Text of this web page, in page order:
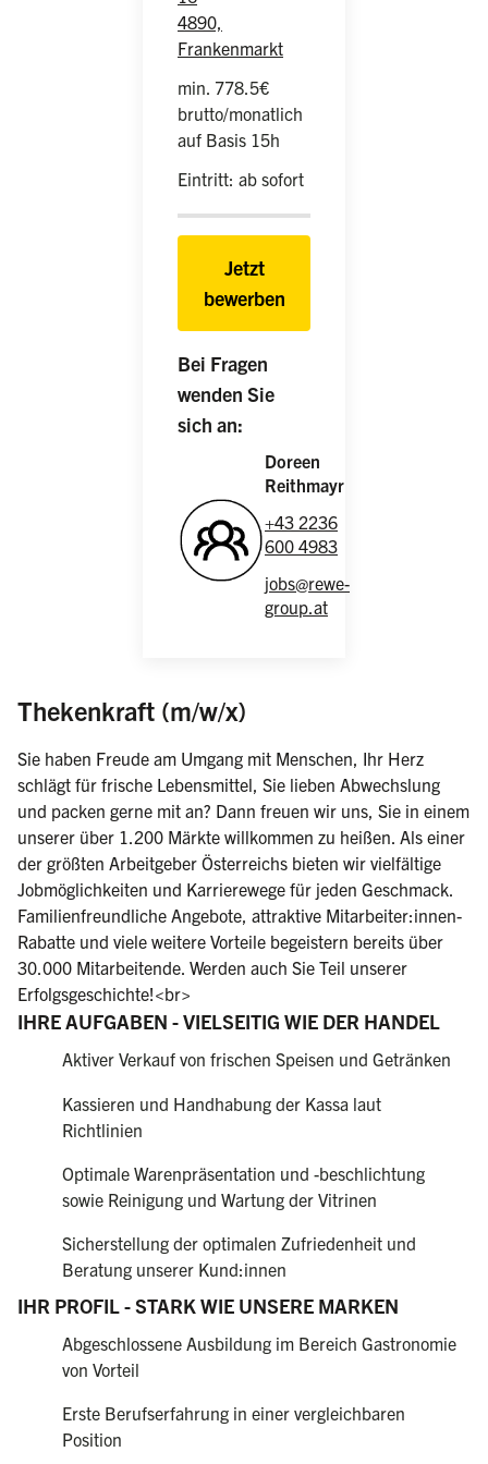
4890,
Frankenmarkt
min. 778.5€
brutto/monatlich
auf Basis 15h
Eintritt: ab sofort
Jetzt
bewerben
Bei Fragen
wenden Sie
sich an:
Doreen
Reithmayr
+43 2236
600 4983
jobs@rewe-
group.at
Thekenkraft (m/w/x)
Sie haben Freude am Umgang mit Menschen, Ihr Herz
schlägt für frische Lebensmittel, Sie lieben Abwechslung
und packen gerne mit an? Dann freuen wir uns, Sie in einem
unserer über 1.200 Märkte willkommen zu heißen. Als einer
der größten Arbeitgeber Österreichs bieten wir vielfältige
Jobmöglichkeiten und Karrierewege für jeden Geschmack.
Familienfreundliche Angebote, attraktive Mitarbeiter:innen-
Rabatte und viele weitere Vorteile begeistern bereits über
30.000 Mitarbeitende. Werden auch Sie Teil unserer
Erfolgsgeschichte!<br>
IHRE AUFGABEN - VIELSEITIG WIE DER HANDEL
Aktiver Verkauf von frischen Speisen und Getränken
Kassieren und Handhabung der Kassa laut
Richtlinien
Optimale Warenpräsentation und -beschlichtung
sowie Reinigung und Wartung der Vitrinen
Sicherstellung der optimalen Zufriedenheit und
Beratung unserer Kund:innen
IHR PROFIL - STARK WIE UNSERE MARKEN
Abgeschlossene Ausbildung im Bereich Gastronomie
von Vorteil
Erste Berufserfahrung in einer vergleichbaren
Position